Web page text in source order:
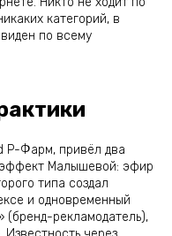
категорий, в
по всему
Р-Фарм, привёл два
эффект Малышевой: эфир
типа создал
и одновременный
рекламодатель),